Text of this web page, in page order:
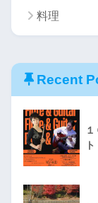
料理
Recent